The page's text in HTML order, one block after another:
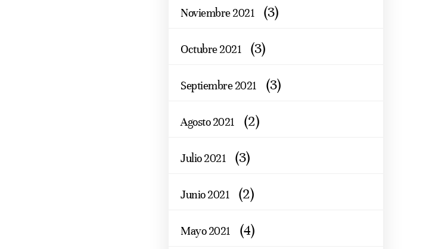
Noviembre 2021 (3)
Octubre 2021 (3)
Septiembre 2021 (3)
Agosto 2021 (2)
Julio 2021 (3)
Junio 2021 (2)
Mayo 2021 (4)